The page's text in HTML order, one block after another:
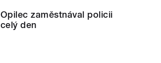
Opilec zaměstnával policii
celý den